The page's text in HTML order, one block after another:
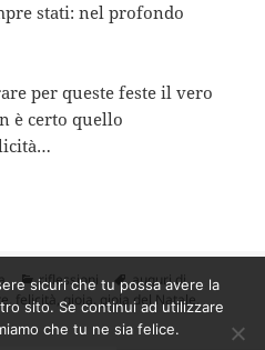
stati: nel profondo
per queste feste il vero
è certo quello
Categorie
riflessioni Tag
auguri di
felicità ,gioia , gioia del Natale
augurio di Natale: ritrovare il vero
sicuri che tu possa avere la
sito. Se continui ad utilizzare
che tu ne sia felice.